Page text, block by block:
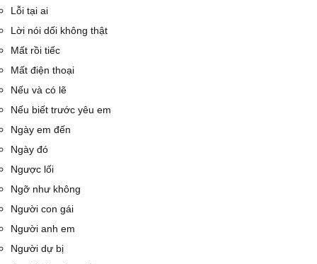
Lỗi tại ai
Lời nói dối không thật
Mất rồi tiếc
Mất điện thoại
Nếu và có lẽ
Nếu biết trước yêu em
Ngày em đến
Ngày đó
Ngược lối
Ngỡ như không
Người con gái
Người anh em
Người dự bị